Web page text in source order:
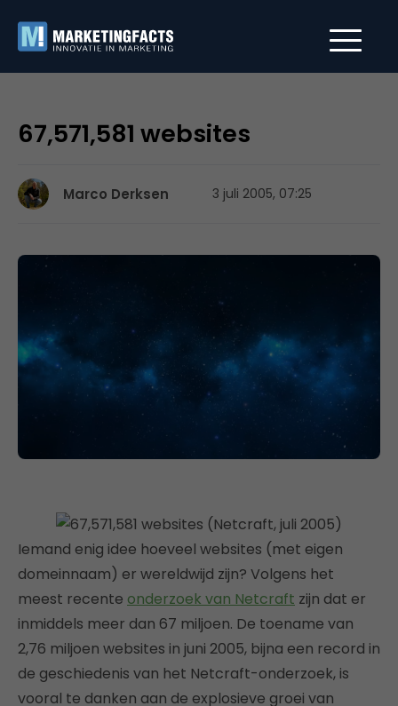
67,571,581 websites
Marco Derksen 3 juli 2005, 07:25
Iemand enig idee hoeveel websites (met eigen
domeinnaam) er wereldwijd zijn? Volgens het
meest recente onderzoek van Netcraft zijn dat er
inmiddels meer dan 67 miljoen. De toename van
2,76 miljoen websites in juni 2005, bijna een record in
de geschiedenis van het Netcraft-onderzoek, is
vooral te danken aan de explosieve groei van